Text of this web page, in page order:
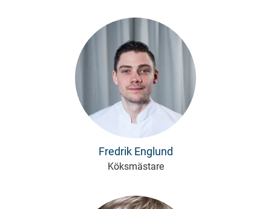
Fredrik Englund
Köksmästare